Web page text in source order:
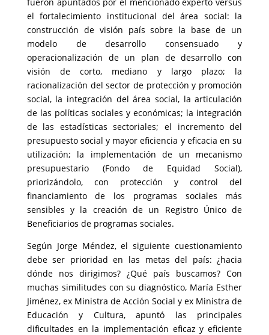
el fortalecimiento institucional del área social: la
construcción de visión país sobre la base de un
modelo de desarrollo consensuado y
operacionalización de un plan de desarrollo con
visión de corto, mediano y largo plazo; la
racionalización del sector de protección y promoción
social, la integración del área social, la articulación
de las políticas sociales y económicas; la integración
de las estadísticas sectoriales; el incremento del
presupuesto social y mayor eficiencia y eficacia en su
utilización; la implementación de un mecanismo
presupuestario (Fondo de Equidad Social),
priorizándolo, con protección y control del
financiamiento de los programas sociales más
sensibles y la creación de un Registro Único de
Beneficiarios de programas sociales.
Según Jorge Méndez, el siguiente cuestionamiento
debe ser prioridad en las metas del país: ¿hacia
dónde nos dirigimos? ¿Qué país buscamos? Con
muchas similitudes con su diagnóstico, María Esther
Jiménez, ex Ministra de Acción Social y ex Ministra de
Educación y Cultura, apuntó las principales
dificultades en la implementación eficaz y eficiente